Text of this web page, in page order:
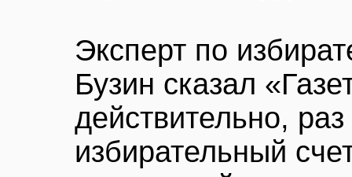
Эксперт по
Бузин сказал
действительно,
избирательный